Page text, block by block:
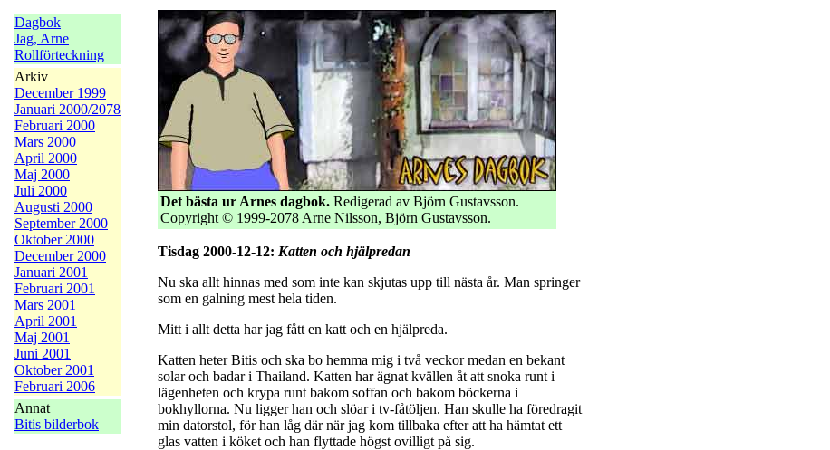
Dagbok
Jag, Arne
Rollförteckning
Arkiv
December 1999
Januari 2000/2078
Februari 2000
Mars 2000
April 2000
Maj 2000
Juli 2000
Augusti 2000
September 2000
Oktober 2000
December 2000
Januari 2001
Februari 2001
Mars 2001
April 2001
Maj 2001
Juni 2001
Oktober 2001
Februari 2006
Annat
Bitis bilderbok
Det bästa ur Arnes dagbok. Redigerad av Björn Gustavsson.
Copyright © 1999-2078 Arne Nilsson, Björn Gustavsson.
Tisdag 2000-12-12: Katten och hjälpredan
Nu ska allt hinnas med som inte kan skjutas upp till nästa år. Man springer
som en galning mest hela tiden.
Mitt i allt detta har jag fått en katt och en hjälpreda.
Katten heter Bitis och ska bo hemma mig i två veckor medan en bekant
solar och badar i Thailand. Katten har ägnat kvällen åt att snoka runt i
lägenheten och krypa runt bakom soffan och bakom böckerna i
bokhyllorna. Nu ligger han och slöar i tv-fåtöljen. Han skulle ha föredragit
min datorstol, för han låg där när jag kom tillbaka efter att ha hämtat ett
glas vatten i köket och han flyttade högst ovilligt på sig.